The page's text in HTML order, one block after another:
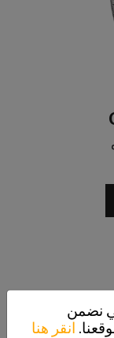
نضمن
انقر هنا